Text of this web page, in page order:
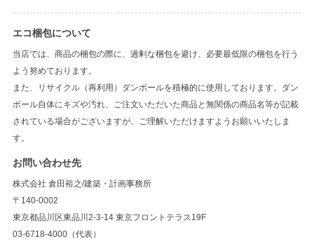
エコ梱包について
当店では、商品の梱包の際に、過剰な梱包を避け、必要最低限の梱包を行う
よう努めております。
また、リサイクル（再利用）ダンボールを積極的に使用しております。ダン
ボール自体にキズや汚れ、ご注文いただいた商品と無関係の商品名等が記載
されている場合がございますが、ご理解いただけますようお願いいたしま
す。
お問い合わせ先
株式会社 倉田裕之/建築・計画事務所
〒140-0002
東京都品川区東品川2-3-14 東京フロントテラス19F
03-6718-4000（代表）